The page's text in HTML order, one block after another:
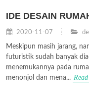
IDE DESAIN
2020-11-07
Meskipun masih jarang,
futuristik sudah banyak
menemukannya pada
menonjol dan mena...